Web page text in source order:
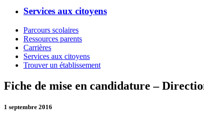
Services aux citoyens
Parcours scolaires
Ressources parents
Carrières
Services aux citoyens
Trouver un établissement
Fiche de mise en candidature –
1 septembre 2016